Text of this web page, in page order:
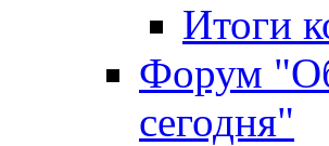
Итоги
Форум
сегодня"